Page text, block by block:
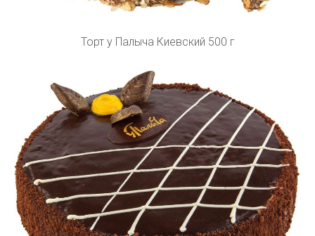
Торт у Палыча Киевский 500 г